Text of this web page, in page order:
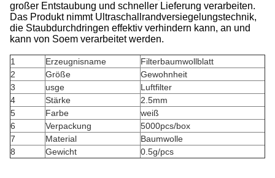
großer Entstaubung und schneller Lieferung verarbeiten.
Das Produkt nimmt Ultraschallrandversiegelungstechnik,
die Staubdurchdringen effektiv verhindern kann, an und
kann von Soem verarbeitet werden.
1 Erzeugnisname
Filterbaumwollblatt
2
Größe
Gewohnheit
3
usge
Luftfilter
4
Stärke
2.5mm
5
Farbe
weiß
6
Verpackung
5000pcs/box
7
Material
Baumwolle
8
Gewicht 0.5g/pcs